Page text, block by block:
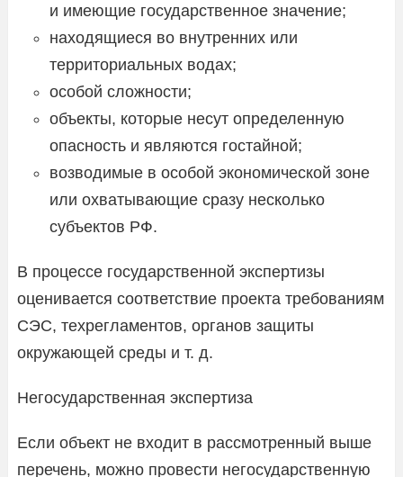
и имеющие государственное значение;
находящиеся во внутренних или
территориальных водах;
особой сложности;
объекты, которые несут определенную
опасность и являются гостайной;
возводимые в особой экономической зоне
или охватывающие сразу несколько
субъектов РФ.
В процессе государственной экспертизы
оценивается соответствие проекта требованиям
СЭС, техрегламентов, органов защиты
окружающей среды и т. д.
Негосударственная экспертиза
Если объект не входит в рассмотренный выше
перечень, можно провести негосударственную